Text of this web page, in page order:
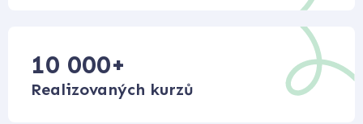
10 000+
Realizovaných kurzů